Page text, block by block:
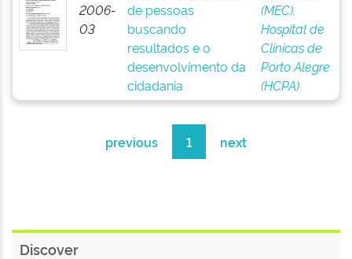
2006-
03
de pessoas
buscando
resultados e o
desenvolvimento da
cidadania
(MEC).
Hospital de
Clínicas de
Porto Alegre
(HCPA)
previous 1 next
Discover